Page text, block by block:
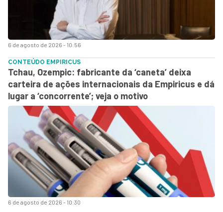
6 de agosto de 2026 - 10:56
6 de agosto de 2026 - 10:30
CONTEÚDO EMPIRICUS
Tchau, Ozempic: fabricante da ‘caneta’ deixa
carteira de ações internacionais da Empiricus e dá
lugar a ‘concorrente’; veja o motivo